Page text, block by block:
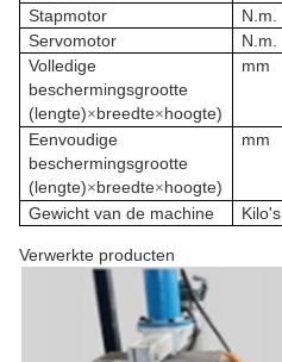
Stapmotor
N.m.
Servomotor
N.m.
Volledige
beschermingsgrootte
(lengte)×breedte×hoogte)
mm
Eenvoudige
beschermingsgrootte
(lengte)×breedte×hoogte)
mm
Gewicht van de machine Kilo's
Verwerkte producten